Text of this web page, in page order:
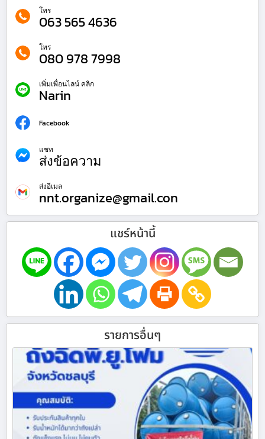
โทร
063 565 4636
โทร
080 978 7998
เพิ่มเพื่อนไลน์ คลิก
Narin
Facebook
แชท
ส่งข้อความ
ส่งอีเมล
nnt.organize@gmail.con
แชร์หน้านี้
รายการอื่นๆ